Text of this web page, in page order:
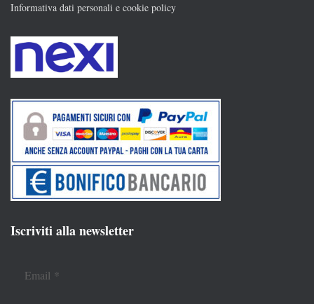
Informativa dati personali e cookie policy
Iscriviti alla newsletter
Email *